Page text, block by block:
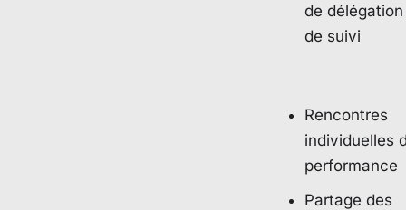
de
de suivi
Rencontres
individuelles
performance
Partage des